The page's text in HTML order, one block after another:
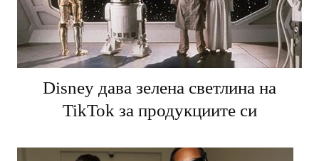
Disney дава зелена светлина на